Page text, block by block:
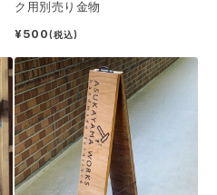
ク用別売り金物
¥500(税込)